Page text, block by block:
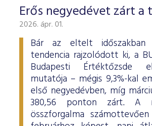
Erős negyedévet zárt a
2026. ápr. 01.
Bár az eltelt időszakban
tendencia rajzolódott ki, a
Budapesti Értéktőzsde
mutatója – mégis 9,3%-kal
első negyedévben, míg
380,56 ponton zárt. A
összforgalma